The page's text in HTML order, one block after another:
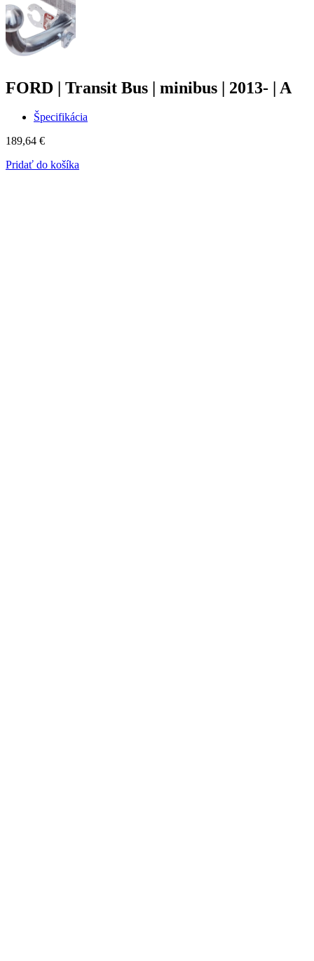
FORD | Transit Bus | minibus | 2013- | A
Špecifikácia
189,64 €
Pridať do košíka